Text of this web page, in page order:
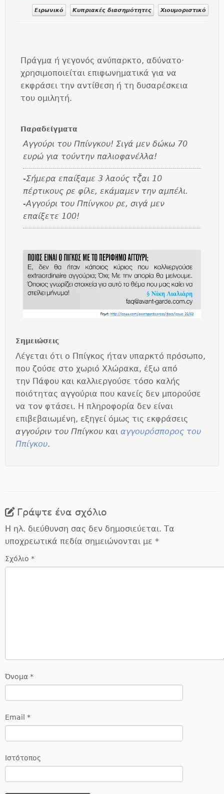
Ειρωνικό Κυπριακές διασημότητες Χιουμοριστικό
Πράγμα ή γεγονός ανύπαρκτο, αδύνατο·
χρησιμοποιείται επιφωνηματικά για να
εκφράσει την αντίθεση ή τη δυσαρέσκεια
του ομιλητή.
Παραδείγματα
Αγγούρι του Ππίνγκου! Σιγά μεν δώκω 70
ευρώ για τούντην παλιοφανέλλα!
-Σήμερα επαίξαμε 3 λαούς τζ̌αι 10
πέρτικους ρε φίλε, εκάμαμεν την αμπέλι.
-Αγγούρι του Ππίνγκου ρε, σιγά μεν
επαίξετε 100!
Σημειώσεις
Λέγεται ότι ο Ππίγκος ήταν υπαρκτό πρόσωπο,
που ζούσε στο χωριό Χλώρακα, έξω από
την Πάφου και καλλιεργούσε τόσο καλής
ποιότητας αγγούρια που κανείς δεν μπορούσε
να τον φτάσει. Η πληροφορία δεν είναι
επιβεβαιωμένη, εξηγεί όμως τις εκφράσεις
αγγούριν του Ππίγκου και αγγουρόσπορος του
Ππίγκου.
Γράψτε ένα σχόλιο
Η ηλ. διεύθυνση σας δεν δημοσιεύεται. Τα
υποχρεωτικά πεδία σημειώνονται με *
Σχόλιο *
Όνομα *
Email *
Ιστότοπος